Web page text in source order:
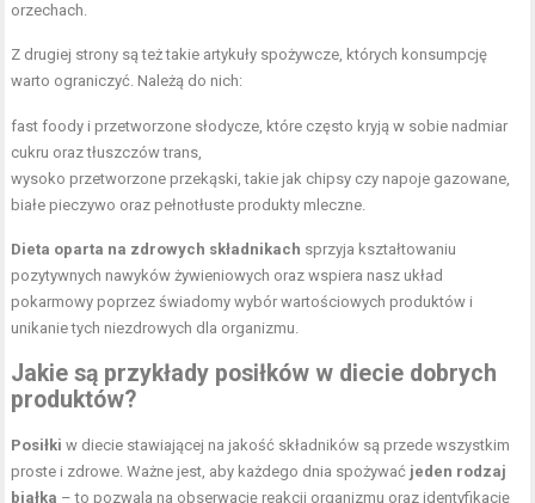
orzechach.
Z drugiej strony są też takie artykuły spożywcze, których konsumpcję
warto ograniczyć. Należą do nich:
fast foody i przetworzone słodycze, które często kryją w sobie nadmiar
cukru oraz tłuszczów trans,
wysoko przetworzone przekąski, takie jak chipsy czy napoje gazowane,
białe pieczywo oraz pełnotłuste produkty mleczne.
Dieta oparta na zdrowych składnikach sprzyja kształtowaniu
pozytywnych nawyków żywieniowych oraz wspiera nasz układ
pokarmowy poprzez świadomy wybór wartościowych produktów i
unikanie tych niezdrowych dla organizmu.
Jakie są przykłady posiłków w diecie dobrych
produktów?
Posiłki w diecie stawiającej na jakość składników są przede wszystkim
proste i zdrowe. Ważne jest, aby każdego dnia spożywać jeden rodzaj
białka – to pozwala na obserwację reakcji organizmu oraz identyfikację